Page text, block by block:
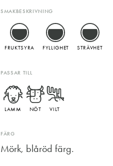
SMAKBESKRIVNING
FRUKTSYRA FYLLIGHET STRÄVHET
PASSAR TILL
LAMM NÖT VILT
FÄRG
Mörk, blåröd färg.